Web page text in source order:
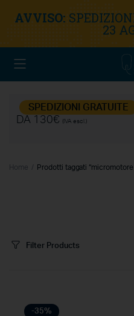
AVVISO:
23
SPEDIZIONI GRATUITE
DA 130€
(IVA escl.)
Home Prodotti taggati
Filter Products
-35%